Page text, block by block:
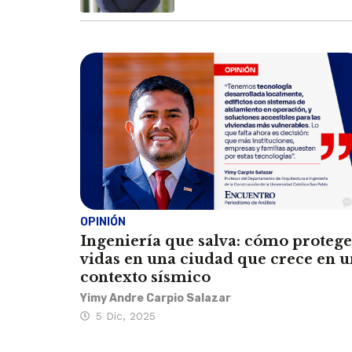
OPINIÓN
Ingeniería que salva: cómo
vidas en una ciudad que crece en
contexto sísmico
Yimy Andre Carpio Salazar
5 Dic, 2025